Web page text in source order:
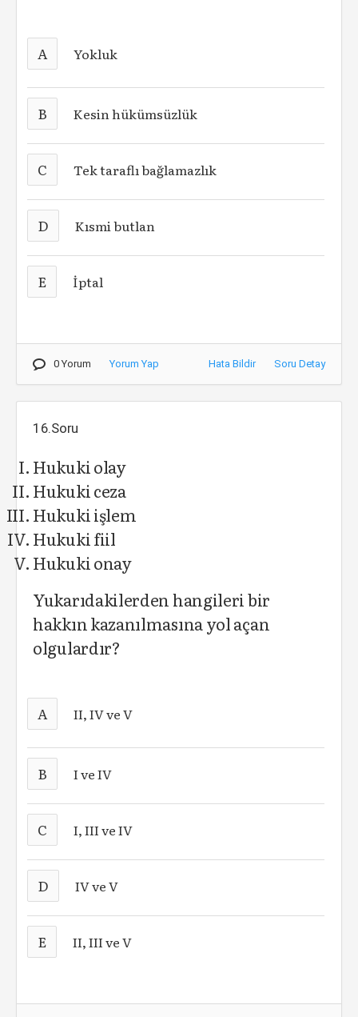
A Yokluk
B Kesin hükümsüzlük
C Tek taraflı bağlamazlık
D Kısmi butlan
E İptal
0 Yorum Yorum Yap Hata Bildir Soru Detay
16.Soru
Hukuki olay
Hukuki ceza
Hukuki işlem
Hukuki fiil
Hukuki onay
Yukarıdakilerden hangileri bir
hakkın kazanılmasına yol açan
olgulardır?
A II, IV ve V
B I ve IV
C I, III ve IV
D IV ve V
E II, III ve V